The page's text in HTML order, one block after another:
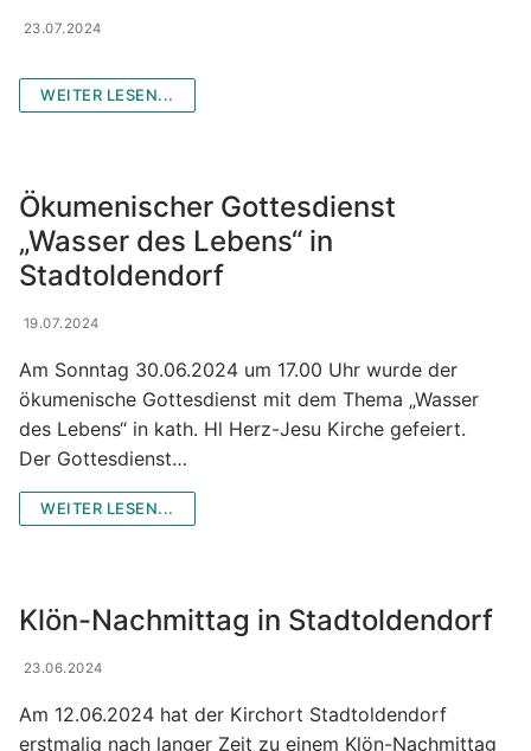
23.07.2024
WEITER LESEN...
Ökumenischer Gottesdienst
„Wasser des Lebens“ in
Stadtoldendorf
19.07.2024
Am Sonntag 30.06.2024 um 17.00 Uhr wurde der
ökumenische Gottesdienst mit dem Thema „Wasser
des Lebens“ in kath. Hl Herz-Jesu Kirche gefeiert.
Der Gottesdienst…
WEITER LESEN...
Klön-Nachmittag in Stadtoldendorf
23.06.2024
Am 12.06.2024 hat der Kirchort Stadtoldendorf
erstmalig nach langer Zeit zu einem Klön-Nachmittag